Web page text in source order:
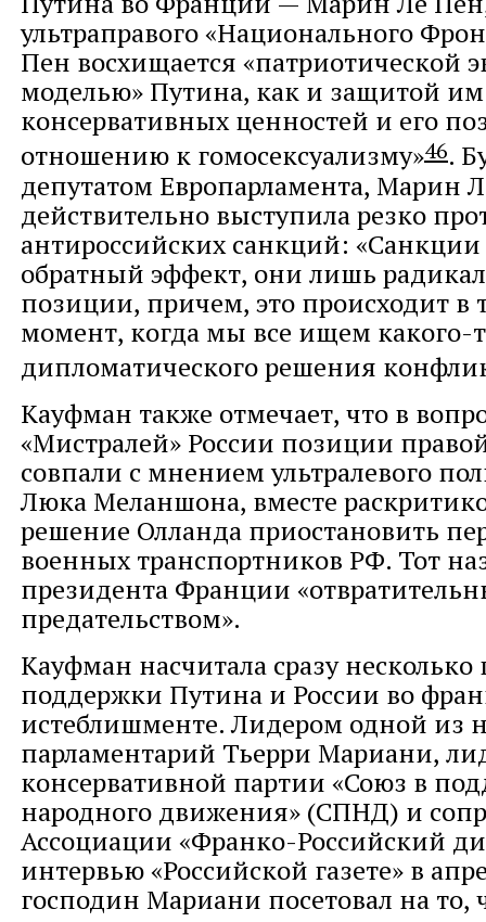
ультраправого «Национального
Пен восхищается «патриотической
моделью» Путина, как и защитой им
консервативных ценностей и его
отношению к гомосексуализму»46.
депутатом Европарламента, Марин
действительно выступила резко
антироссийских санкций:
обратный эффект, они лишь
позиции, причем, это происходит в
момент, когда мы все ищем какого-
дипломатического решения
Кауфман также отмечает, что в
«Мистралей» России позиции
совпали с мнением ультралевого
Люка Меланшона, вместе
решение Олланда приостановить
военных транспортников РФ. Тот
президента Франции
предательством».
Кауфман насчитала сразу несколько
поддержки Путина и России во
истеблишменте. Лидером одной из
парламентарий Тьерри Мариани,
консервативной партии «Союз в
народного движения» (СПНД) и
Ассоциации «Франко-Российский
интервью «Российской газете» в
господин Мариани посетовал на то,